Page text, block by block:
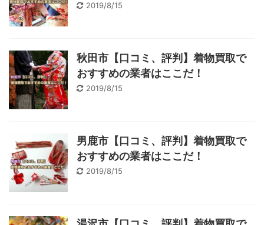
2019/8/15
秋田市【口コミ、評判】着物買取で
おすすめの業者はここだ！
2019/8/15
男鹿市【口コミ、評判】着物買取で
おすすめの業者はここだ！
2019/8/15